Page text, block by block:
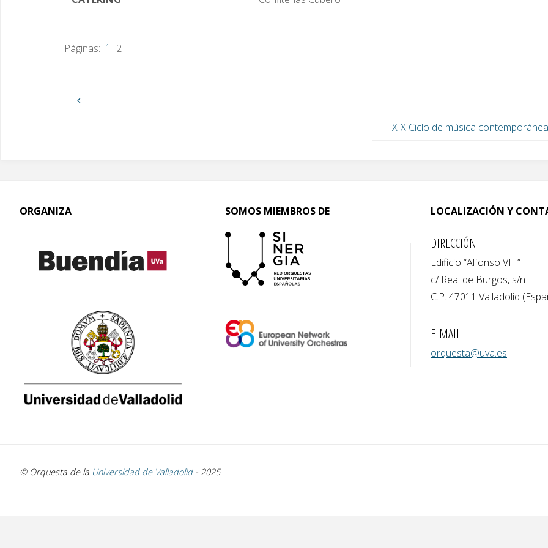
Páginas: 1 2
XIX Ciclo de música contemporánea
ORGANIZA SOMOS MIEMBROS DE LOCALIZACIÓN Y
DIRECCIÓN
Edificio “Alfonso VIII”
c/ Real de Burgos, s/n
C.P. 47011 Valladolid
E-MAIL
orquesta@uva.es
© Orquesta de la Universidad de Valladolid- 2025